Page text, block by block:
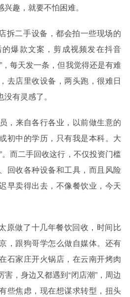
趣，就要不怕困难。
拆二手设备，都会拍一些现场的
爆款文案，剪成视频发在抖音
，每天发一条，但我觉得还是有难
去店里收设备，两头跑，很难日
有灵感了。
，来自各行各业，以前做生意的
初中的学历，只有我是本科。大
。而二手回收这行，不仅投资门槛
回收各种设备和工具，而且风险
早卖得出去，不像餐饮业，今天
原做了十几年餐饮回收，时间比
，跟狗哥学怎么做自媒体。还有
石家庄开火锅店，在云南开烤肉
，身边又都遇到“闭店潮”，周边
些焦虑，现在想谋求转型，扭头